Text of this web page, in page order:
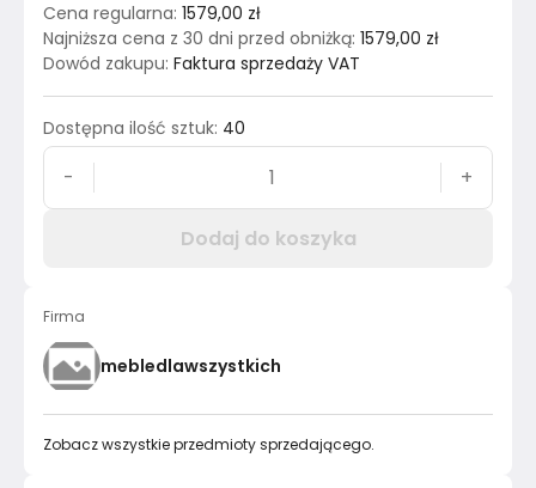
Cena regularna: 1579,00 zł
Najniższa cena z 30 dni przed obniżką: 1579,00 zł
Dowód zakupu: Faktura sprzedaży VAT
Dostępna ilość sztuk: 40
- +
Dodaj do koszyka
Firma
mebledlawszystkich
Zobacz wszystkie przedmioty sprzedającego.